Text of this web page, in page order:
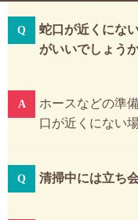
蛇口が近くにな
がいいでしょう
ホースなどの準
口が近くにない
清掃中には立ち